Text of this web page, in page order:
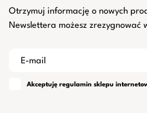
Otrzymuj informację o nowych
Newslettera możesz zrezygnować
Akceptuję regulamin sklepu